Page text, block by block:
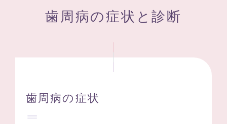
歯周病の症状と診断
歯周病の症状